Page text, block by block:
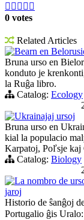
    
0 votes
Related Articles
Bearn en
Bruna urso en
konduto je
la Ruĝa libro.
Catalog: Ecology
Ukrainajaj ursoj
Bruna urso en
kial la populacio
Karpatoj, Poľsje kaj
Catalog: Biology
La nombro de
jaroj
Historio de ŝanĝoj
Portugalio ĝis